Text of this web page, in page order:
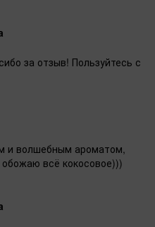
за отзыв! Пользуйтесь с
и волшебным ароматом,
всё кокосовое)))